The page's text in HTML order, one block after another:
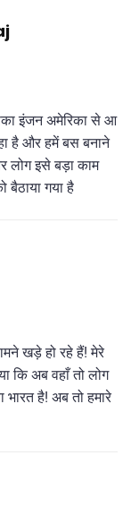
इंजन अमेरिका से आ
है और हमें बस बनाने
लोग इसे बड़ा काम
गया है
खड़े हो रहे हैं! मेरे
कि अब वहाँ तो लोग
भारत है! अब तो हमारे